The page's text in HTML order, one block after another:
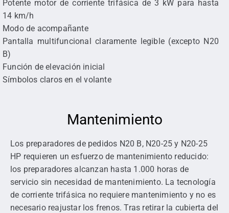
Potente motor de corriente trifásica de 3 kW para hasta
14 km/h
Modo de acompañante
Pantalla multifuncional claramente legible (excepto N20
B)
Función de elevación inicial
Símbolos claros en el volante
Mantenimiento
Los preparadores de pedidos N20 B, N20-25 y N20-25
HP requieren un esfuerzo de mantenimiento reducido:
los preparadores alcanzan hasta 1.000 horas de
servicio sin necesidad de mantenimiento. La tecnología
de corriente trifásica no requiere mantenimiento y no es
necesario reajustar los frenos. Tras retirar la cubierta del